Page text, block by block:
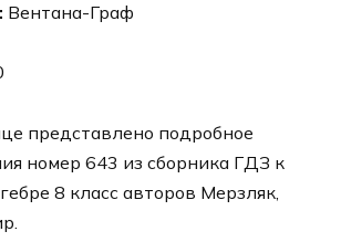
Вентана-Граф
представлено подробное
номер 643 из сборника ГДЗ к
8 класс авторов Мерзляк,